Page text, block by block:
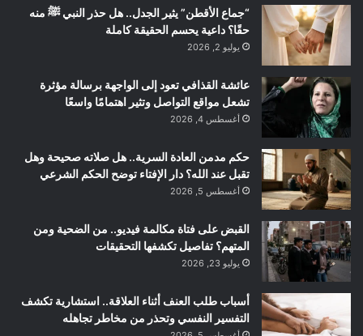
“جماع الأقطن” يثير الجدل.. هل حذر النبي ﷺ منه
حقًا؟ داعية يحسم الحقيقة كاملة
يوليو 2, 2026
عائشة القذافي تعود إلى الواجهة برسالة مؤثرة
تشعل مواقع التواصل وتثير اهتمامًا واسعًا
أغسطس 4, 2026
حكم مدمن العادة السرية.. هل صلاته صحيحة وهل
تقبل عند الله؟ دار الإفتاء توضح الحكم الشرعي
أغسطس 5, 2026
القبض على فتاة مكالمة فيديو.. من الضحية ومن
المتهم؟ تفاصيل تكشفها التحقيقات
يوليو 23, 2026
أسباب طلب العنف أثناء العلاقة.. استشارية تكشف
التفسير النفسي وتحذر من مخاطر تجاهله